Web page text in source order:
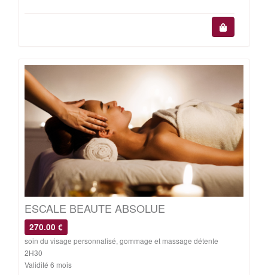
ESCALE BEAUTE ABSOLUE
270.00 €
soin du visage personnalisé, gommage et massage détente
2H30
Validité 6 mois